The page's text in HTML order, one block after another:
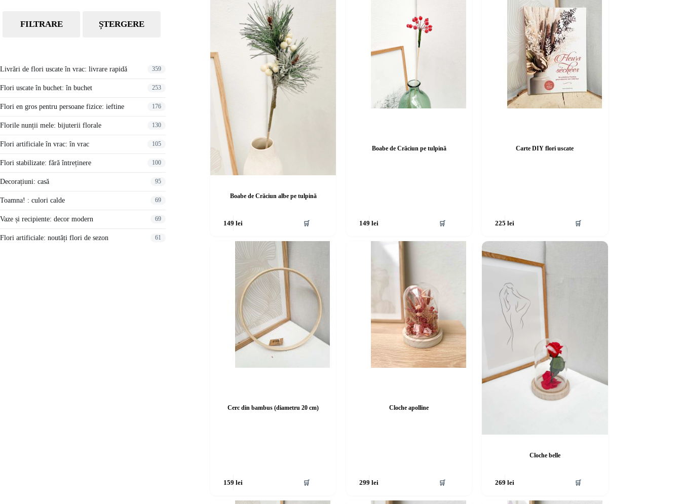
Boabe de Crăciun albe pe tulpină
149 lei 🛒
Boabe de Crăciun pe tulpină
149lei 🛒
Carte DIY flori uscate
225lei 🛒
Cerc din bambus (diametru 20 cm)
159 lei 🛒
Cloche apolline
299lei 🛒
Cloche belle
269lei 🛒
FILTRARE ȘTERGERE
Livrări de flori uscate în vrac: livrare rapidă 359
Flori uscate în buchet: în buchet 253
Flori en gros pentru persoane fizice: ieftine 176
Florile nunții mele: bijuterii florale 130
Flori artificiale în vrac: în vrac 105
Flori stabilizate: fără întreținere 100
Decorațiuni: casă 95
Toamna! : culori calde 69
Vaze și recipiente: decor modern 69
Flori artificiale: noutăți flori de sezon 61